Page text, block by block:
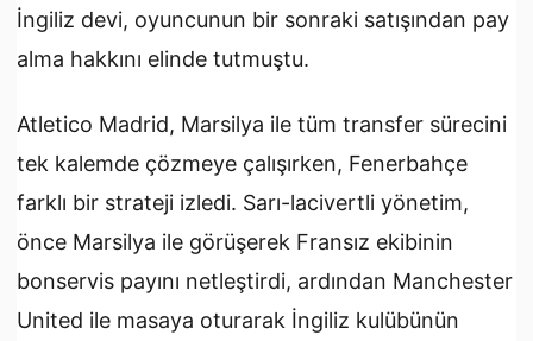
İngiliz devi, oyuncunun bir sonraki satışından pay
alma hakkını elinde tutmuştu.
Atletico Madrid, Marsilya ile tüm transfer sürecini
tek kalemde çözmeye çalışırken, Fenerbahçe
farklı bir strateji izledi. Sarı-lacivertli yönetim,
önce Marsilya ile görüşerek Fransız ekibinin
bonservis payını netleştirdi, ardından Manchester
United ile masaya oturarak İngiliz kulübünün